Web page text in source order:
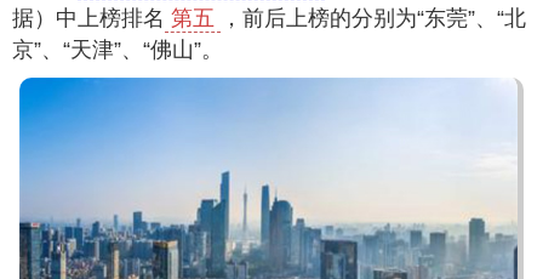
据）中上榜排名 第五
，前后上榜的分别为“东莞”、“北
京”、“天津”、“佛山”。